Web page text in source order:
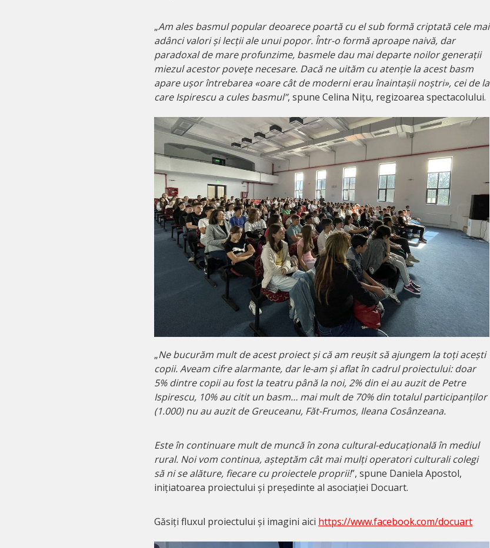
„Am ales basmul popular deoarece poartă cu el sub formă criptată cele mai
adânci valori și lecții ale unui popor. Într-o formă aproape naivă, dar
paradoxal de mare profunzime, basmele dau mai departe noilor generații
miezul acestor povețe necesare. Dacă ne uităm cu atenție la acest basm
apare ușor întrebarea «oare cât de moderni erau înaintașii noștri», cei de la
care Ispirescu a cules basmul”, spune Celina Nițu, regizoarea spectacolului.
„Ne bucurăm mult de acest proiect și că am reușit să ajungem la toți acești
copii. Aveam cifre alarmante, dar le-am și aflat în cadrul proiectului: doar
5% dintre copii au fost la teatru până la noi, 2% din ei au auzit de Petre
Ispirescu, 10% au citit un basm… mai mult de 70% din totalul participanților
(1.000) nu au auzit de Greuceanu, Făt-Frumos, Ileana Cosânzeana.
Este în continuare mult de muncă în zona cultural-educațională în mediul
rural. Noi vom continua, așteptăm cât mai mulți operatori culturali colegi
să ni se alăture, fiecare cu proiectele proprii!”, spune Daniela Apostol,
inițiatoarea proiectului și președinte al asociației Docuart.
Găsiți fluxul proiectului și imagini aici https://www.facebook.com/docuart